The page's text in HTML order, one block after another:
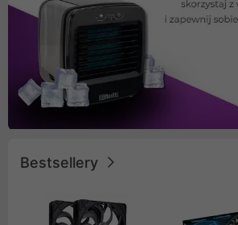
Bestsellery